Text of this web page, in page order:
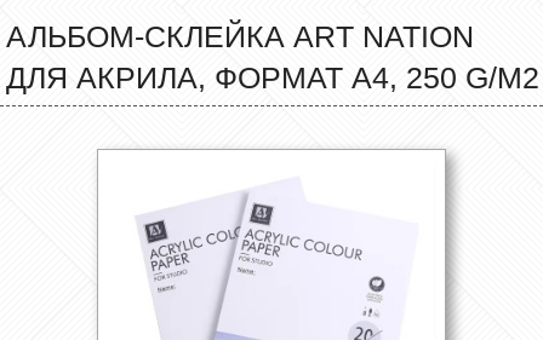
АЛЬБОМ-СКЛЕЙКА ART NATION
ДЛЯ АКРИЛА, ФОРМАТ А4, 250 G/M2